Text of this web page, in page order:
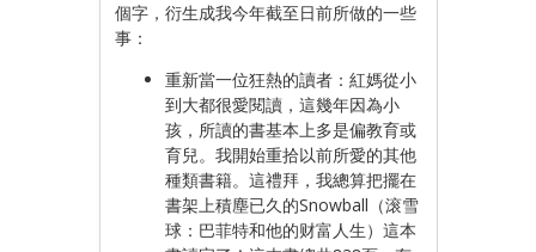
個字，衍生成我今年截至日前所做的一些
事：
重新當一位狂熱的讀者：紅媽從小
到大都很愛閱讀，這幾年因為小
孩，所讀的書基本上多是偏教育或
育兒。我開始重拾以前所愛的其他
種類書籍。這禮拜，我總算把擺在
書架上積塵已久的Snowball（滚雪
球：巴菲特和他的财富人生）這本